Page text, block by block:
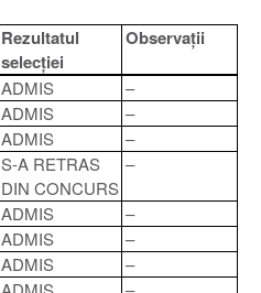
Rezultatul
selecției
Observații
ADMIS
–
ADMIS
–
ADMIS
–
S-A RETRAS
DIN CONCURS
–
ADMIS
–
ADMIS
–
ADMIS
–